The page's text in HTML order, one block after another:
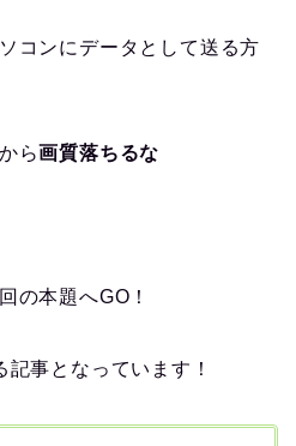
コンにデータとして送る方
ら画質落ちるな
の本題へGO！
事となっています！